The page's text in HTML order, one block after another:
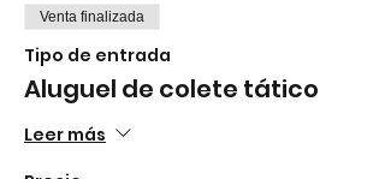
Venta finalizada
Tipo de entrada
Aluguel de colete tático
Leer más